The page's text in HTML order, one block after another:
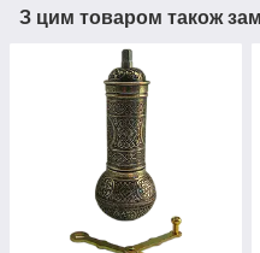
З цим товаром також